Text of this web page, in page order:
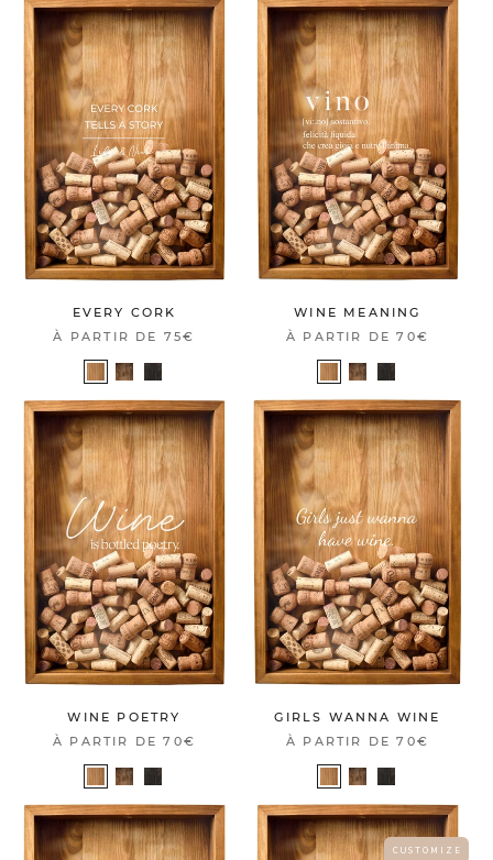
EVERY CORK
À PARTIR DE 75€
WINE MEANING
À PARTIR DE70€
WINE POETRY
À PARTIR DE70€
GIRLS WANNA WINE
À PARTIR DE70€
C U S T O M I Z E